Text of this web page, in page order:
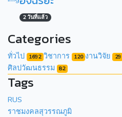
2 วันที่แล้ว
Categories
ทั่วไป 1692 วิชาการ 120 งานวิจัย 29
ศิลปวัฒนธรรม 82
Tags
RUS
ราชมงคลสุวรรณภูมิ